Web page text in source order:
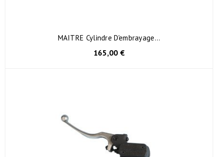
MAITRE Cylindre D'embrayage...
165,00 €